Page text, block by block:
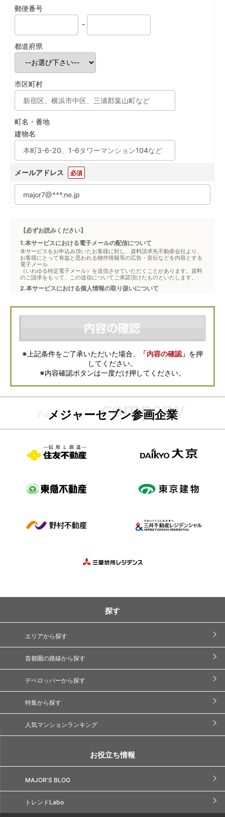
郵便番号
-
都道府県
市区町村
町名・番地
建物名
メールアドレス 必須
【必ずお読みください】
1.本サービスにおける電子メールの配信について
本サービスをお申込み頂いたお客様に対し、資料請求先不動産会社より、
お客様にとって有益と思われる物件情報等の広告・宣伝などを内容とする
電子メール
（いわゆる特定電子メール）を送信させていただくことがあります。資料
のご請求をもって、この送信についてご承諾頂けたものといたします。
2.本サービスにおける個人情報の取り扱いについて
本フォームからお客様が記入・登録された個人情報は、ダイレクトメール
などの資料送付・電子メールの送信・電話連絡などの目的で資料請求先不
動産会社が利用・保管します。資料請求先不動産会社が保管する個人情報
の取扱いについては、各不動産会社に直接お問合せください。
また、上記とは別にメジャーセブンでは本サービスを円滑に運用するため
に、お客様の個人情報をサービスご利用の控えとして一定期間保管いたし
ます。 ご記入の内容が不明瞭で資料をお送りできない場合、その他当社が
本サービスを円滑に運用するために必要な範囲において、直接メジャーセ
ブンから確認のご連絡をさせていただくことがありますので、あらかじめ
ご了承ください。
メジャーセブンの個人情報の取扱い方針についてはこちらをご覧くださ
※上記条件をご了承いただいた場合、 「内容の確認」 を押
してください。
※内容確認ボタンは一度だけ押してください。
メジャーセブン参画企業
探す
エリアから探す
首都圏の路線から探す
デベロッパーから探す
特集から探す
人気マンションランキング
お役立ち情報
MAJOR'S BLOG
トレンドLabo